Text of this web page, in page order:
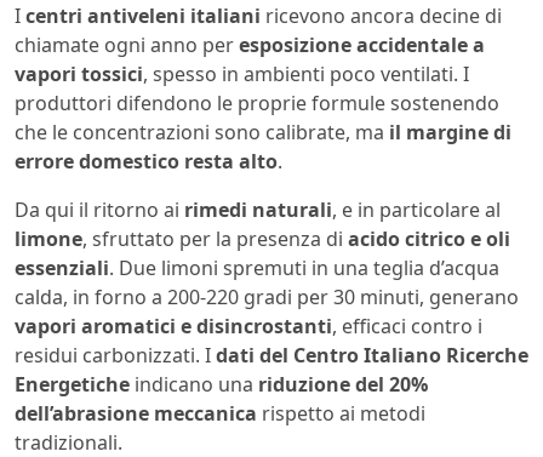
Icentri antiveleni italiani ricevono ancora decine di
chiamate ogni anno peresposizione accidentale a
vapori tossici, spesso in ambienti poco ventilati. I
produttori difendono le proprie formule sostenendo
che le concentrazioni sono calibrate, ma il margine di
errore domestico resta alto.
Da qui il ritorno ai rimedi naturali, e in particolare al
limone, sfruttato per la presenza di acido citrico e oli
essenziali. Due limoni spremuti in una teglia d’acqua
calda, in forno a 200-220 gradi per 30 minuti, generano
vapori aromatici e disincrostanti, efficaci contro i
residui carbonizzati. Idati del Centro Italiano Ricerche
Energetiche indicano una riduzione del 20%
dell’abrasione meccanica rispetto ai metodi
tradizionali.